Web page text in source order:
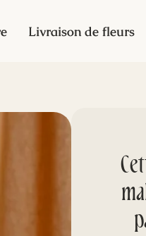
Livraison de fleurs